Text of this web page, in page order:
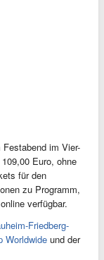
im Vier-
Euro, ohne
für den
zu Programm,
verfügbar.
Friedberg-
Worldwide und der